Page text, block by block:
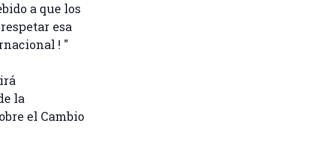
a que los
esa
! "
la
el Cambio